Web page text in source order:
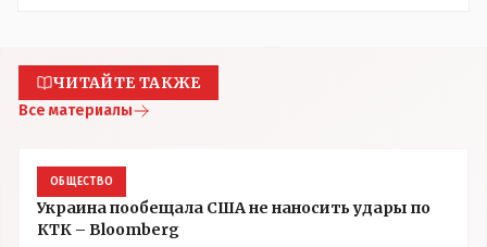
ЧИТАЙТЕ ТАКЖЕ
Все материалы
ОБЩЕСТВО
Украина пообещала США не наносить удары по
КТК – Bloomberg